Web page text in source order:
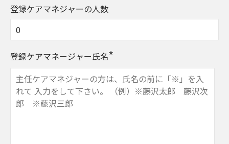
登録ケアマネジャーの人数
登録ケアマネージャー氏名*